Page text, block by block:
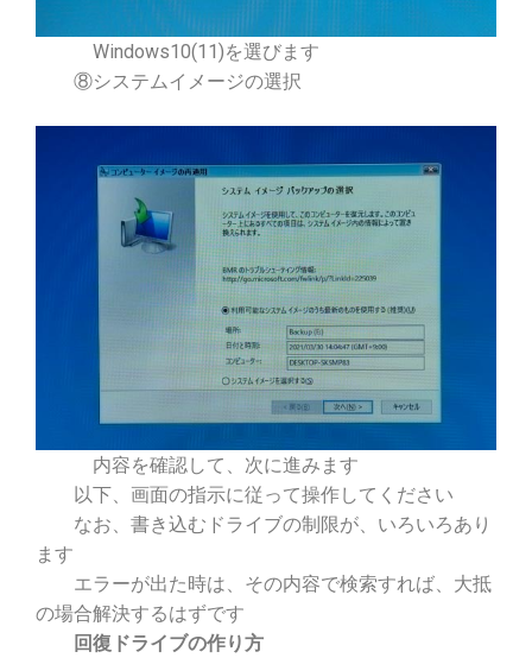
Windows10(11)を選びます
⑧システムイメージの選択
内容を確認して、次に進みます
以下、画面の指示に従って操作してください
なお、書き込むドライブの制限が、いろいろあり
ます
エラーが出た時は、その内容で検索すれば、大抵
の場合解決するはずです
回復ドライブの作り方